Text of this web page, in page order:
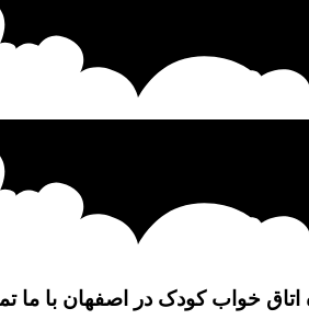
خواب کودک در اصفهان با ما